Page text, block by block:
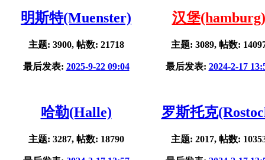
明斯特(Muenster)
主题: 3900, 帖数: 21718
最后发表: 2025-9-22 09:04
汉堡(hamburg)
主题: 3089, 帖数:
最后发表: 2024-2-17
哈勒(Halle)
主题: 3287, 帖数: 18790
罗斯托克
主题: 2017, 帖数: